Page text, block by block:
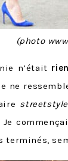
(photo
n’était
ne
terminés,